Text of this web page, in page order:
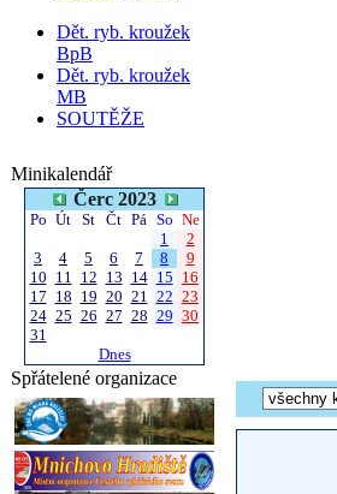
Dět. ryb. kroužek
BpB
Dět. ryb. kroužek
MB
SOUTĚŽE
Minikalendář
Čerc 2023
Po Út St Čt Pá So Ne
1
2
3
4 5 6 7 8
9
10 11 12 13 14 15 16
17 18 19 20 21 22 23
24 25 26 27 28 29 30
31
Dnes
Spřátelené organizace